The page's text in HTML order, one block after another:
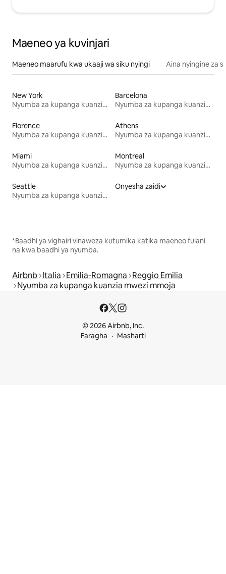
Maeneo ya kuvinjari
Maeneo maarufu kwa ukaaji wa siku nyingi Aina nyingine za
New York
Nyumba za kupanga kuanzia mwezi mmoja
Barcelona
Nyumba za kupanga kuanzia mwezi mmoja
Florence
Nyumba za kupanga kuanzia mwezi mmoja
Athens
Nyumba za kupanga kuanzia mwezi mmoja
Miami
Nyumba za kupanga kuanzia mwezi mmoja
Montreal
Nyumba za kupanga kuanzia mwezi mmoja
Seattle
Nyumba za kupanga kuanzia mwezi mmoja
Onyesha zaidi
*Baadhi ya vighairi vinaweza kutumika katika maeneo fulani
na kwa baadhi ya nyumba.
Airbnb Italia Emilia-Romagna Reggio Emilia
Nyumba za kupanga kuanzia mwezi mmoja
© 2026 Airbnb, Inc.
Faragha
Masharti